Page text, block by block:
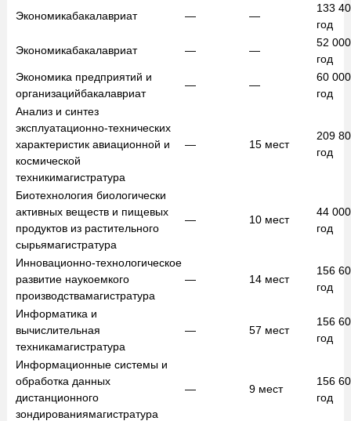
Экономикабакалавриат — —
133
год
Экономикабакалавриат — —
52
год
Экономика предприятий и
организацийбакалавриат
— —
60
год
Анализ и синтез
эксплуатационно-технических
характеристик авиационной и
космической
техникимагистратура
— 15 мест
209
год
Биотехнология биологически
активных веществ и пищевых
продуктов из растительного
сырьямагистратура
— 10 мест
44
год
Инновационно-технологическое
развитие наукоемкого
производствамагистратура
— 14 мест
156
год
Информатика и
вычислительная
техникамагистратура
— 57 мест
156
год
Информационные системы и
обработка данных
дистанционного
зондированиямагистратура
— 9 мест
156
год